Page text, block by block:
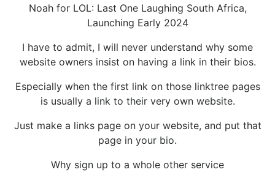
Noah for LOL: Last One Laughing South Africa,
Launching Early 2024
I have to admit, I will never understand why some
website owners insist on having a link in their bios.
Especially when the first link on those linktree pages
is usually a link to their very own website.
Just make a links page on your website, and put that
page in your bio.
Why sign up to a whole other service